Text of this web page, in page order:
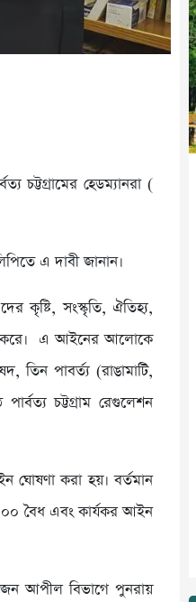
চট্টগ্রামের হেডম্যানরা (
এ দাবী জানান।
কৃষ্টি, সংস্কৃতি, ঐতিহ্য,
করে। এ আইনের আলোকে
তিন পাবর্ত্য (রাঙামাটি,
চট্টগ্রাম রেগুলেশন
ঘোষণা করা হয়। বর্তমান
বৈধ এবং কার্যকর আইন
আপীল বিভাগে পুনরায়